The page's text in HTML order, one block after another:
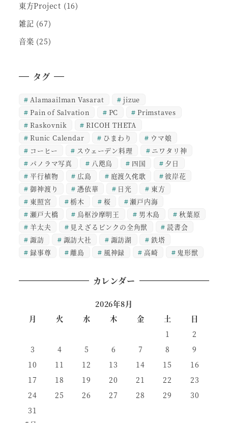
東方Project (16)
雑記 (67)
音楽 (25)
タグ
Alamaailman Vasarat
jizue
Pain of Salvation
PC
Primstaves
Raskovnik
RICOH THETA
Runic Calendar
ひまわり
ウマ娘
コーヒー
スウェーデン料理
ニワタリ神
パノラマ写真
八咫烏 四国
夕日
平行植物
広島 庭渡久侘歌
彼岸花
御神渡り
憑依華 日光
東方
東照宮
栃木 桜
瀬戸内海
瀬戸大橋
烏枢沙摩明王 男木島
秋葉原
羊太夫
見えざるピンクの全角獣
読書会
諏訪
諏訪大社 諏訪湖
鉄塔
録事尊
離島 風神録 高崎 鬼形獣
カレンダー
2026年8月
月
火 水 木 金 土
日
1
2
3
4 5 6 7 8
9
10
11 12 13 14 15
16
17
18 19 20 21 22
23
24
25 26 27 28 29
30
31